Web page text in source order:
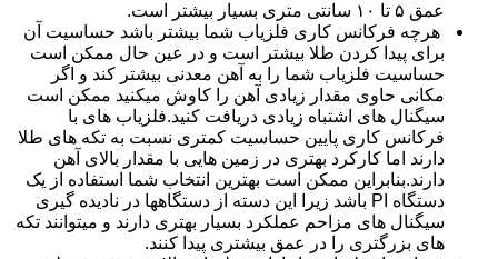
عمق ۵ تا ۱۰ سانتی متری بسیار بیشتر است.
هرچه فرکانس کاری فلزیاب شما بیشتر باشد حساسیت آن
برای پیدا کردن طلا بیشتر است و در عین حال ممکن است
حساسیت فلزیاب شما را به آهن معدنی بیشتر کند و اگر
مکانی حاوی مقدار زیادی آهن را کاوش میکنید ممکن است
سیگنال های اشتباه زیادی دریافت کنید.فلزیاب های با
فرکانس کاری پایین حساسیت کمتری نسبت به تکه های طلا
دارند اما کارکرد بهتری در زمین هایی با مقدار بالای آهن
دارند.بنابراین ممکن است بهترین انتخاب شما استفاده از یک
دستگاه PI باشد زیرا این دسته از دستگاهها در نادیده گیری
سیگنال های مزاحم عملکرد بسیار بهتری دارند و میتوانند تکه
های بزرگتری را در عمق بیشتری پیدا کنند.